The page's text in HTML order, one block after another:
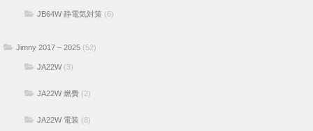
JB64W 静電気対策 (6)
Jimny 2017 – 2025 (52)
JA22W(3)
JA22W 燃費 (2)
JA22W 電装 (8)